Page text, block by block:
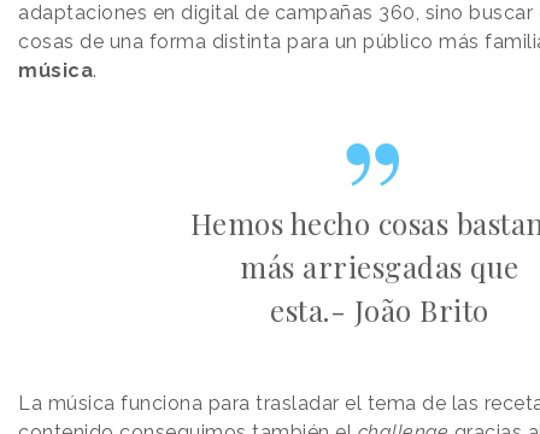
adaptaciones en digital de campañas 360, sino
cosas de una forma distinta para un público más
música.
Hemos hecho cosas
más arriesgadas que
esta.- João Brito
La música funciona para trasladar el tema de las